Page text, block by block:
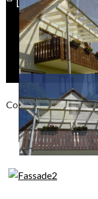
Compackt album